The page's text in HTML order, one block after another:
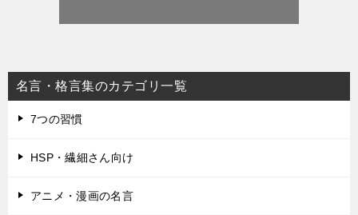
名言・格言集のカテゴリ一覧
7つの習慣
HSP・繊細さん向け
アニメ・漫画の名言